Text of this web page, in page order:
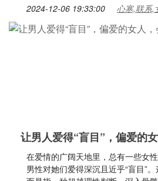
2024-12-06 19:33:00 心寒,联系,
让男人爱得“盲目”，偏爱的
在爱情的广阔天地里，总有一些女
男性对她们爱得深沉且近乎“盲目”。